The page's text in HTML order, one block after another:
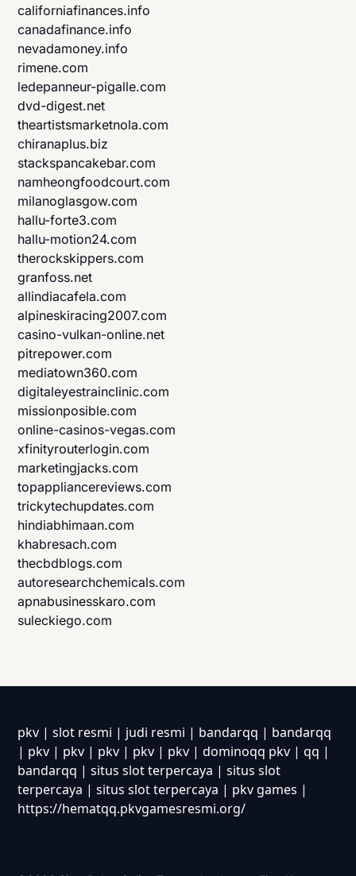
californiafinances.info
canadafinance.info
nevadamoney.info
rimene.com
ledepanneur-pigalle.com
dvd-digest.net
theartistsmarketnola.com
chiranaplus.biz
stackspancakebar.com
namheongfoodcourt.com
milanoglasgow.com
hallu-forte3.com
hallu-motion24.com
therockskippers.com
granfoss.net
allindiacafela.com
alpineskiracing2007.com
casino-vulkan-online.net
pitrepower.com
mediatown360.com
digitaleyestrainclinic.com
missionposible.com
online-casinos-vegas.com
xfinityrouterlogin.com
marketingjacks.com
topappliancereviews.com
trickytechupdates.com
hindiabhimaan.com
khabresach.com
thecbdblogs.com
autoresearchchemicals.com
apnabusinesskaro.com
suleckiego.com
pkv |slot resmi | judi resmi | bandarqq | bandarqq
| pkv | pkv | pkv | pkv | pkv |dominoqq pkv |qq |
bandarqq |situs slot terpercaya |situs slot
terpercaya |situs slot terpercaya | pkv games |
https://hematqq.pkvgamesresmi.org/